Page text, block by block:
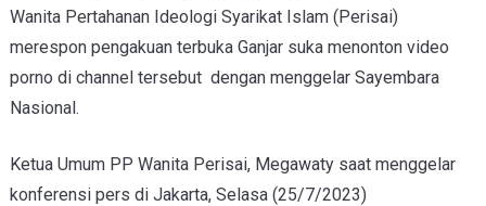
Wanita Pertahanan Ideologi Syarikat Islam (Perisai)
merespon pengakuan terbuka Ganjar suka menonton video
porno di channel tersebut dengan menggelar Sayembara
Nasional.
Ketua Umum PP Wanita Perisai, Megawaty saat menggelar
konferensi pers di Jakarta, Selasa (25/7/2023)